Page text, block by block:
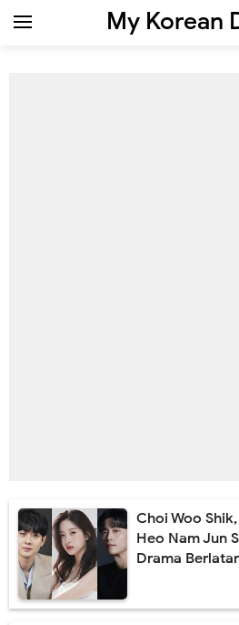
My Korean
Choi Woo
Heo Nam Jun
Drama